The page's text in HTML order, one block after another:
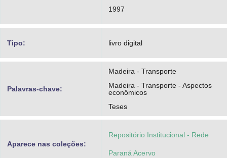
1997
Tipo: livro digital
Palavras-chave:
Madeira - Transporte
Madeira - Transporte - Aspectos
econômicos
Teses
Aparece nas coleções:
Repositório Institucional - Rede
Paraná Acervo